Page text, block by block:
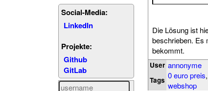
Social-Media:
LinkedIn
Projekte:
Github
GitLab
Die Lösung ist
beschrieben. Es
bekommt.
User annonyme
Tags 0 euro preis,
webshop